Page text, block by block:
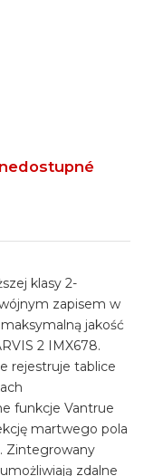
klasy 2-
zapisem w
jakość
2 IMX678.
rejestruje tablice
funkcje Vantrue
martwego pola
Zintegrowany
zdalne